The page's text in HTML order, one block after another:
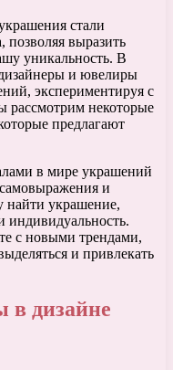
стали
позволяя выразить
уникальность. В
и ювелиры
экспериментируя с
рассмотрим некоторые
предлагают
в мире украшений
и
найти украшение,
индивидуальность.
с новыми трендами,
и привлекать
в дизайне